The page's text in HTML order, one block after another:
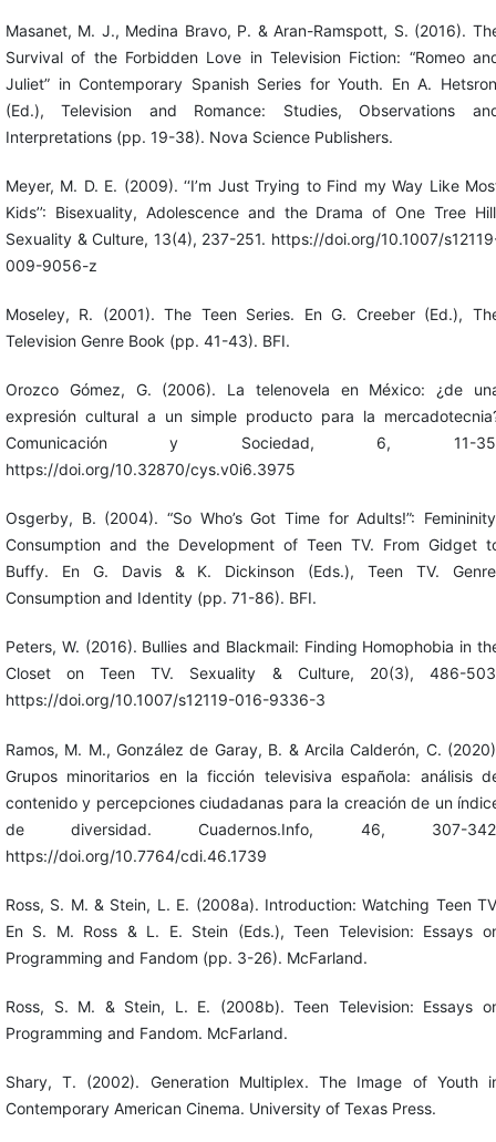
Masanet, M. J., Medina Bravo, P. & Aran-Ramspott, S. (2016).
Survival of the Forbidden Love in Television Fiction: “Romeo
Juliet” in Contemporary Spanish Series for Youth. En A.
(Ed.), Television and Romance: Studies, Observations
Interpretations (pp. 19-38). Nova Science Publishers.
Meyer, M. D. E. (2009). ‘‘I’m Just Trying to Find my Way Like
Kids’’: Bisexuality, Adolescence and the Drama of One Tree
Sexuality & Culture, 13(4), 237-251. https://doi.org/10.1007/
009-9056-z
Moseley, R. (2001). The Teen Series. En G. Creeber (Ed.),
Television Genre Book (pp. 41-43). BFI.
Orozco Gómez, G. (2006). La telenovela en México: ¿de
expresión cultural a un simple producto para la
Comunicación y Sociedad, 6, 11-
https://doi.org/10.32870/cys.v0i6.3975
Osgerby, B. (2004). “So Who’s Got Time for Adults!”:
Consumption and the Development of Teen TV. From Gidget
Buffy. En G. Davis & K. Dickinson (Eds.), Teen TV.
Consumption and Identity (pp. 71-86). BFI.
Peters, W. (2016). Bullies and Blackmail: Finding Homophobia in
Closet on Teen TV. Sexuality & Culture, 20(3), 486-
https://doi.org/10.1007/s12119-016-9336-3
Ramos, M. M., González de Garay, B. & Arcila Calderón, C.
Grupos minoritarios en la ficción televisiva española: análisis
contenido y percepciones ciudadanas para la creación de un
de diversidad. Cuadernos.Info, 46, 307-
https://doi.org/10.7764/cdi.46.1739
Ross, S. M. & Stein, L. E. (2008a). Introduction: Watching Teen
En S. M. Ross & L. E. Stein (Eds.), Teen Television: Essays
Programming and Fandom (pp. 3-26). McFarland.
Ross, S. M. & Stein, L. E. (2008b). Teen Television: Essays
Programming and Fandom. McFarland.
Shary, T. (2002). Generation Multiplex. The Image of Youth
Contemporary American Cinema. University of Texas Press.